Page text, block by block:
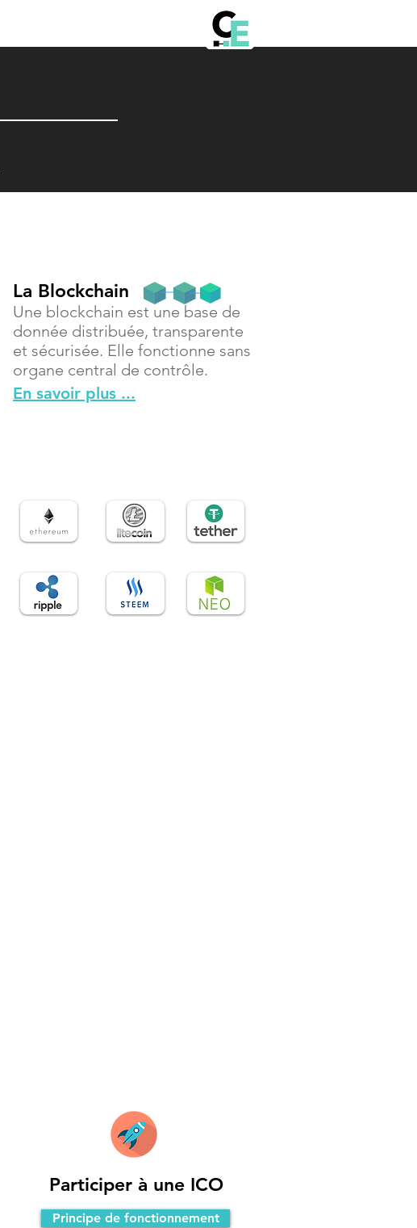
La Blockchain
Une blockchain est une base de
donnée distribuée, transparente
et sécurisée. Elle fonctionne sans
organe central de contrôle.
En savoir plus ...
Participer à une ICO
Principe de fonctionnement